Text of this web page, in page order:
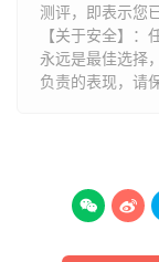
测评，即表示您
【关于安全】
永远是最佳选择
负责的表现，请
 